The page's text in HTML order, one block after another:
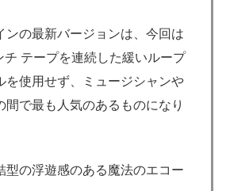
ンの最新バージョンは、今回は
チ テープを連続した緩いループ
を使用せず、ミュージシャンや
間で最も人気のあるものになり
型の浮遊感のある魔法のエコー